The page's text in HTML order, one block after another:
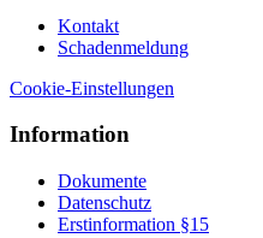
Kontakt
Schadenmeldung
Cookie-Einstellungen
Information
Dokumente
Datenschutz
Erstinformation §15